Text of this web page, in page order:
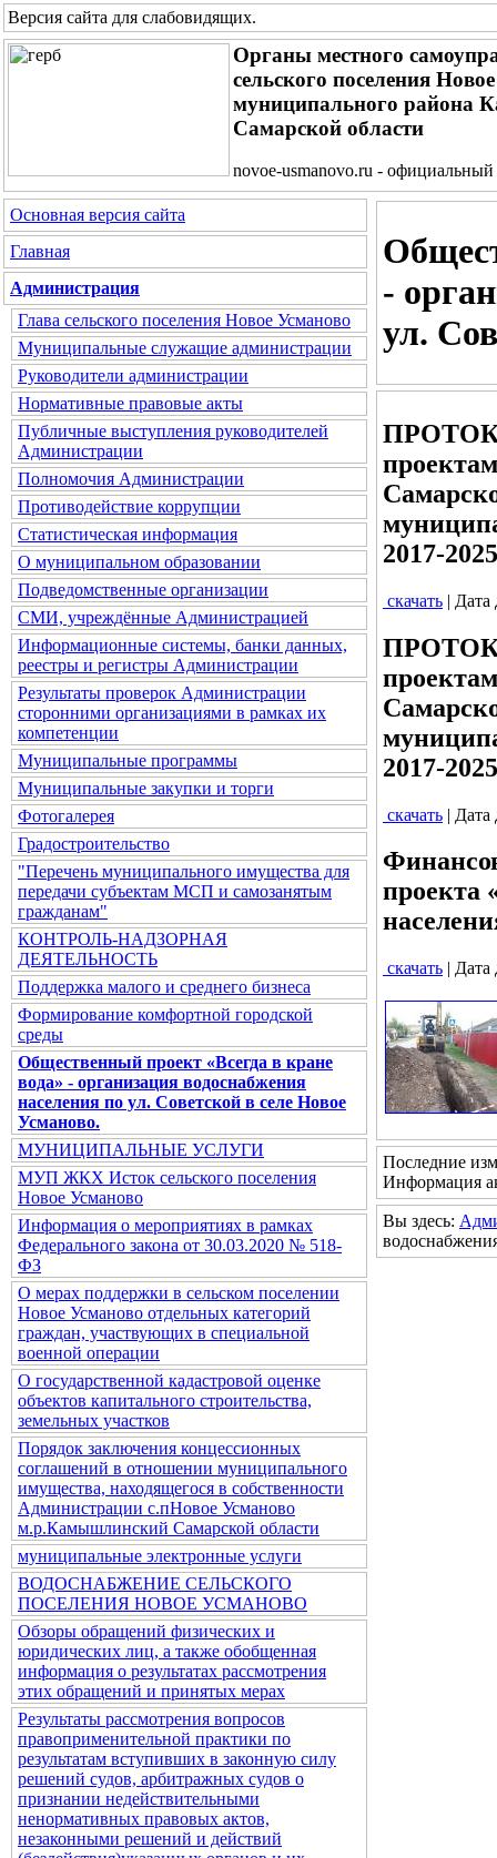
Версия сайта для слабовидящих.
Органы местного
сельского поселения
муниципального района
Самарской области
novoe-usmanovo.ru - официальный
Основная версия сайта
Главная
Администрация
Глава сельского поселения Новое Усманово
Муниципальные служащие администрации
Руководители администрации
Нормативные правовые акты
Публичные выступления руководителей
Администрации
Полномочия Администрации
Противодействие коррупции
Статистическая информация
О муниципальном образовании
Подведомственные организации
СМИ, учреждённые Администрацией
Информационные системы, банки данных,
реестры и регистры Администрации
Результаты проверок Администрации
сторонними организациями в рамках их
компетенции
Муниципальные программы
Муниципальные закупки и торги
Фотогалерея
Градостроительство
"Перечень муниципального имущества для
передачи субъектам МСП и самозанятым
гражданам"
КОНТРОЛЬ-НАДЗОРНАЯ
ДЕЯТЕЛЬНОСТЬ
Поддержка малого и среднего бизнеса
Формирование комфортной городской
среды
Общественный проект «Всегда в кране
вода» - организация водоснабжения
населения по ул. Советской в селе Новое
Усманово.
МУНИЦИПАЛЬНЫЕ УСЛУГИ
МУП ЖКХ Исток сельского поселения
Новое Усманово
Информация о мероприятиях в рамках
Федерального закона от 30.03.2020 № 518-
ФЗ
О мерах поддержки в сельском поселении
Новое Усманово отдельных категорий
граждан, участвующих в специальной
военной операции
О государственной кадастровой оценке
объектов капитального строительства,
земельных участков
Порядок заключения концессионных
соглашений в отношении муниципального
имущества, находящегося в собственности
Администрации с.пНовое Усманово
м.р.Камышлинский Самарской области
муниципальные электронные услуги
ВОДОСНАБЖЕНИЕ СЕЛЬСКОГО
ПОСЕЛЕНИЯ НОВОЕ УСМАНОВО
Обзоры обращений физических и
юридических лиц, а также обобщенная
информация о результатах рассмотрения
этих обращений и принятых мерах
Результаты рассмотрения вопросов
правоприменительной практики по
результатам вступивших в законную силу
решений судов, арбитражных судов о
признании недействительными
ненормативных правовых актов,
незаконными решений и действий
-
ул.
2017-
скачать | Дата
2017-
скачать | Дата
проекта
скачать | Дата
Последние
Информация
Вы здесь: